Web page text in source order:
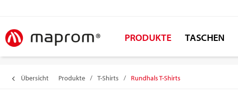
PRODUKTE TASCHEN
Übersicht Produkte / T-Shirts / Rundhals T-Shirts